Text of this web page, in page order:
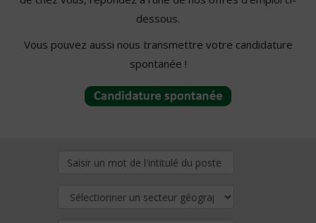
dessous.
Vous pouvez aussi nous transmettre votre candidature
spontanée !